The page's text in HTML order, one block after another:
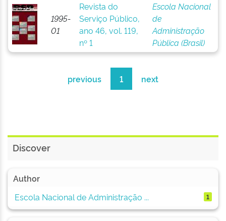
1995-
01
Revista do
Serviço Público,
ano 46, vol. 119,
nº 1
Escola Nacional
de
Administração
Pública (Brasil)
previous 1 next
Discover
Author
Escola Nacional de Administração ...
1